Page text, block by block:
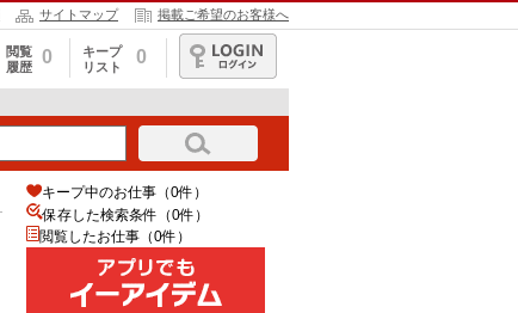
サイトマップ 掲載ご希望のお客様へ
閲覧
履歴
0
キープ
リスト
0
ログイン
キープ中のお仕事（0件）
保存した検索条件（0件）
閲覧したお仕事（0件）